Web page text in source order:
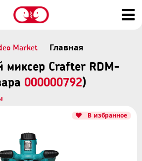
Market Главная
миксер Crafter RDM-
000000792)
В избранное